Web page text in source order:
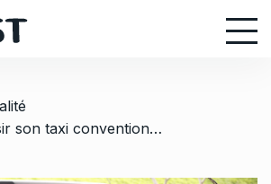
/ Comment choisir son taxi conventionné ?